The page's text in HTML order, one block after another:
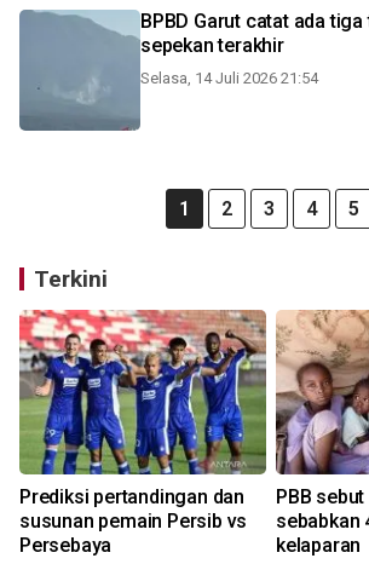
BPBD Garut catat ada
sepekan terakhir
Selasa, 14 Juli 2026 21:54
1 2 3 4 5
Terkini
Prediksi pertandingan dan
susunan pemain Persib vs
Persebaya
PBB
sebabkan
kelaparan